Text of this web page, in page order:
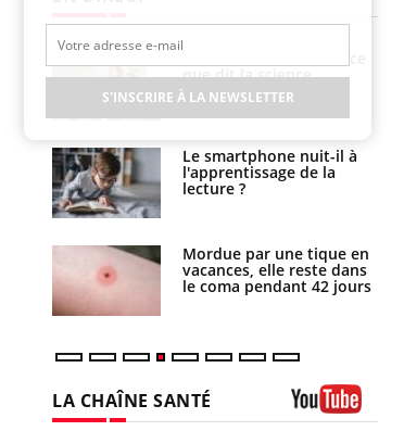
que dit la science
Le smartphone nuit-il à
l'apprentissage de la
lecture ?
Mordue par une tique en
vacances, elle reste dans
le coma pendant 42 jours
barracuda, une petite fille
secourue grâce à un
réflexe essentiel
Légionellose en Suisse :
quelle est l’origine de la
contamination ?
Allergies alimentaires :
une nouvelle arme contre
les réactions sévères
LA CHAÎNE SANTÉ
S'INSCRIRE À LA NEWSLETTER